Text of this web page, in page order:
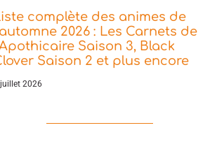
complète des animes de
2026 : Les Carnets de
Saison 3, Black
Saison 2 et plus encore
2026